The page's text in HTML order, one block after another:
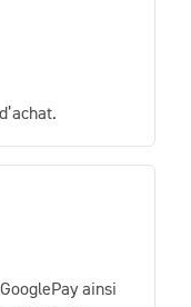
ainsi